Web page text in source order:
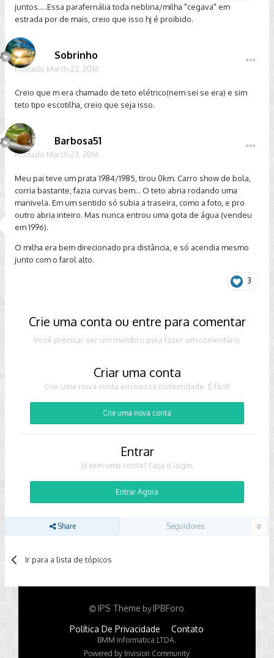
juntos.....Essa parafernália toda neblina/milha "cegava" em
estrada por de mais, creio que isso hj é proibido.
Sobrinho
Postado March 23, 2016
Creio que m era chamado de teto elétrico(nem sei se era) e sim
teto tipo escotilha, creio que seja isso.
Barbosa51
Postado March 23, 2016
Meu pai teve um prata 1984/1985, tirou 0km. Carro show de bola,
corria bastante, fazia curvas bem... O teto abria rodando uma
manivela. Em um sentido só subia a traseira, como a foto, e pro
outro abria inteiro. Mas nunca entrou uma gota de água (vendeu
em 1996).
O milha era bem direcionado pra distância, e só acendia mesmo
junto com o farol alto.
3
Crie uma conta ou entre para comentar
Você precisar ser um membro para fazer um comentário
Criar uma conta
Crie uma nova conta em nossa comunidade. É fácil!
Crie uma nova conta
Entrar
Já tem uma conta? Faça o login.
Entrar Agora
Share Seguidores 0
Ir para a lista de tópicos
IPS Theme byIPBForo
Política De Privacidade Contato
BMM Informatica LTDA.
Powered by Invision Community